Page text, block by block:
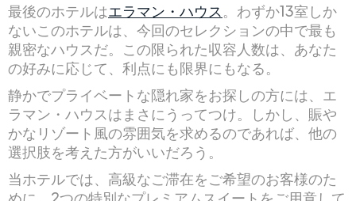
最後のホテルはエラマン・ハウス 。わずか13室しか
ないこのホテルは、今回のセレクションの中で最も
親密なハウスだ。この限られた収容人数は、あなた
の好みに応じて、利点にも限界にもなる。
静かでプライベートな隠れ家をお探しの方には、エ
ラマン・ハウスはまさにうってつけ。しかし、賑や
かなリゾート風の雰囲気を求めるのであれば、他の
選択肢を考えた方がいいだろう。
当ホテルでは、高級なご滞在をご希望のお客様のた
めに、2つの特別なプレミアムスイートをご用意して